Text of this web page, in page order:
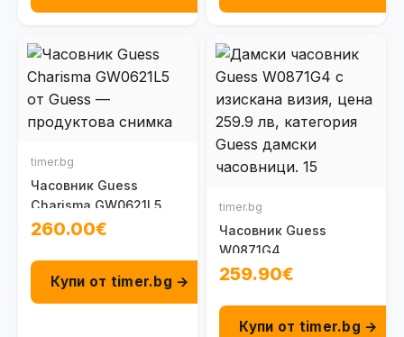
timer.bg
Часовник Guess
Charisma GW0621L5
260.00€
Купи от timer.bg →
timer.bg
Часовник Guess
W0871G4
259.90€
Купи от timer.bg →